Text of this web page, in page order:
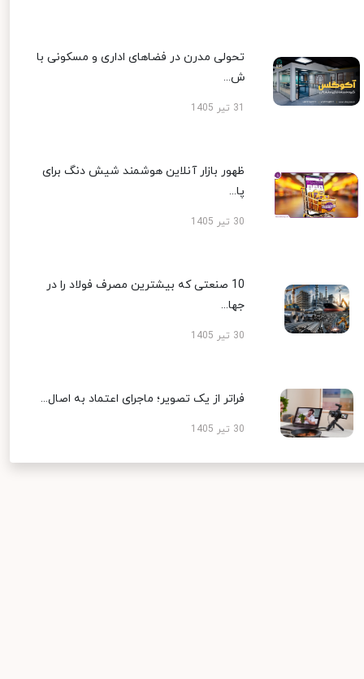
تحولی مدرن در فضاهای اداری و مسکونی با
ش...
ظهور بازار آنلاین هوشمند شیش دنگ برای
پا...
30 تیر 1405
10 صنعتی که بیشترین مصرف فولاد را در
جها...
30 تیر 1405
فراتر از یک تصویر؛ ماجرای اعتماد به اصال...
30 تیر 1405